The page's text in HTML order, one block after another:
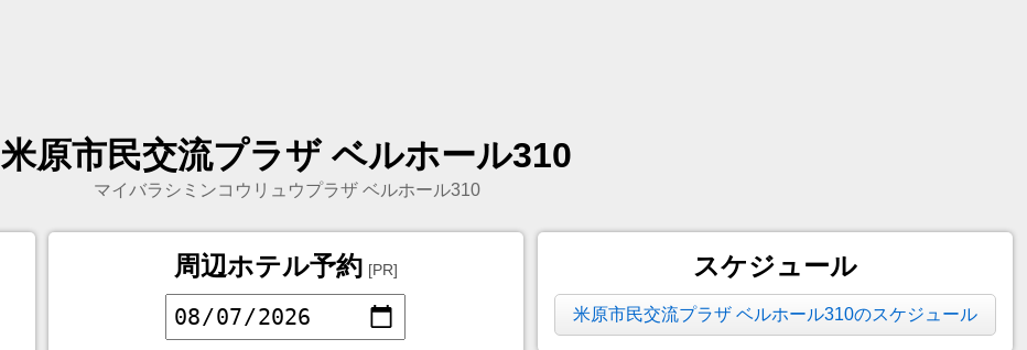
米原市民交流プラザ ベルホール310
マイバラシミンコウリュウプラザ ベルホール310
周辺ホテル予約 [PR] スケジュール
米原市民交流プラザ ベルホール310のスケジュール